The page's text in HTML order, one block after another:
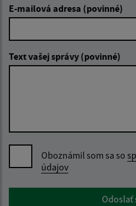
E-mailová adresa (povinné)
Text vašej správy (povinné)
Oboznámil som sa so
údajov
Google reCaptcha ResponseOdoslať